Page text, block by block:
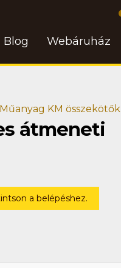
Blog Webáruház
Műanyag KM összekötők
átmeneti
a belépéshez.